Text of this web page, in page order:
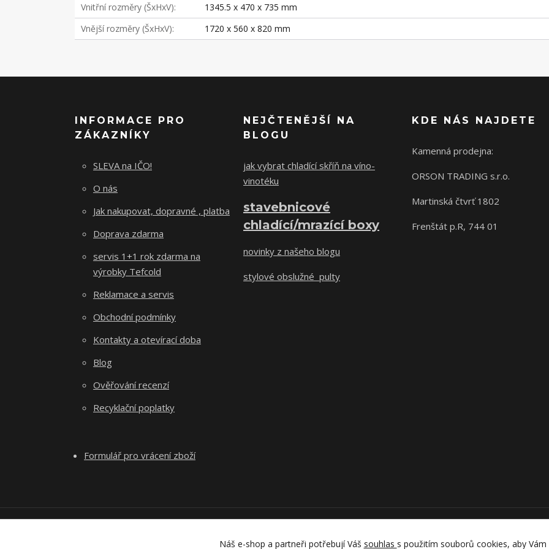
Vnitřní rozměry (ŠxHxV)
1345.5 x 470 x 735 mm
Vnější rozměry (ŠxHxV)
1720 x 560 x 820 mm
INFORMACE PRO
ZÁKAZNÍKY
SLEVA na IČO!
O nás
Jak nakupovat, dopravné , platba
Doprava zdarma
servis 1+1 rok zdarma na
výrobky Tefcold
Reklamace a servis
Obchodní podmínky
Kontakty a otevírací doba
Blog
Ověřování recenzí
Recyklační poplatky
Formulář pro vrácení zboží
NEJČTENĚJŠÍ NA
BLOGU
jak vybrat chladící skříň na víno-
vinotéku
stavebnicové
chladící/mrazící boxy
novinky z našeho blogu
stylové obslužné pulty
KDE NÁS NAJDETE
Kamenná prodejna:
ORSON TRADING s.r.o.
Martinská čtvrť 1802
Frenštát p.R, 744 01
Náš e-shop a partneři potřebují Váš souhlas s použitím souborů cookies, aby